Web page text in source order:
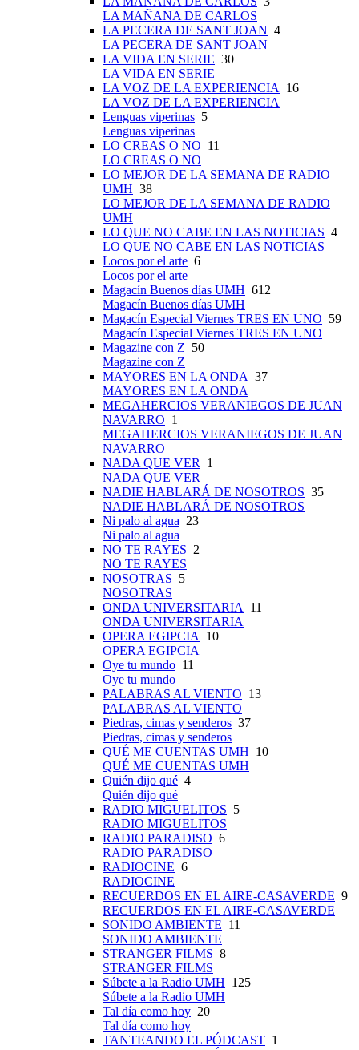
LA MAÑANA DE CARLOS
LA PECERA DE SANT JOAN 4
LA PECERA DE SANT JOAN
LA VIDA EN SERIE 30
LA VIDA EN SERIE
LA VOZ DE LA EXPERIENCIA
16
LA VOZ DE LA EXPERIENCIA
Lenguas viperinas 5
Lenguas viperinas
LO CREAS O NO 11
LO CREAS O NO
LO MEJOR DE LA SEMANA DE RADIO
UMH 38
LO MEJOR DE LA SEMANA DE RADIO
UMH
LO QUE NO CABE EN LAS NOTICIAS 4
LO QUE NO CABE EN LAS NOTICIAS
Locos por el arte 6
Locos por el arte
Magacín Buenos días UMH 612
Magacín Buenos días UMH
Magacín Especial Viernes TRES EN UNO 59
Magacín Especial Viernes TRES EN UNO
Magazine con Z 50
Magazine con Z
MAYORES EN LA ONDA 37
MAYORES EN LA ONDA
MEGAHERCIOS VERANIEGOS DE JUAN
NAVARRO 1
MEGAHERCIOS VERANIEGOS DE JUAN
NAVARRO
NADA QUE VER
1
NADA QUE VER
NADIE HABLARÁ DE NOSOTROS 35
NADIE HABLARÁ DE NOSOTROS
Ni palo al agua 23
Ni palo al agua
NO TE RAYES 2
NO TE RAYES
NOSOTRAS 5
NOSOTRAS
ONDA UNIVERSITARIA
11
ONDA UNIVERSITARIA
OPERA EGIPCIA
10
OPERA EGIPCIA
Oye tu mundo 11
Oye tu mundo
PALABRAS AL VIENTO 13
PALABRAS AL VIENTO
Piedras, cimas y senderos 37
Piedras, cimas y senderos
QUÉ ME CUENTAS UMH 10
QUÉ ME CUENTAS UMH
Quién dijo qué 4
Quién dijo qué
RADIO MIGUELITOS 5
RADIO MIGUELITOS
RADIO PARADISO 6
RADIO PARADISO
RADIOCINE 6
RADIOCINE
RECUERDOS EN EL AIRE-CASAVERDE 9
RECUERDOS EN EL AIRE-CASAVERDE
SONIDO AMBIENTE 11
SONIDO AMBIENTE
STRANGER FILMS 8
STRANGER FILMS
Súbete a la Radio UMH 125
Súbete a la Radio UMH
Tal día como hoy 20
Tal día como hoy
TANTEANDO EL PÓDCAST 1